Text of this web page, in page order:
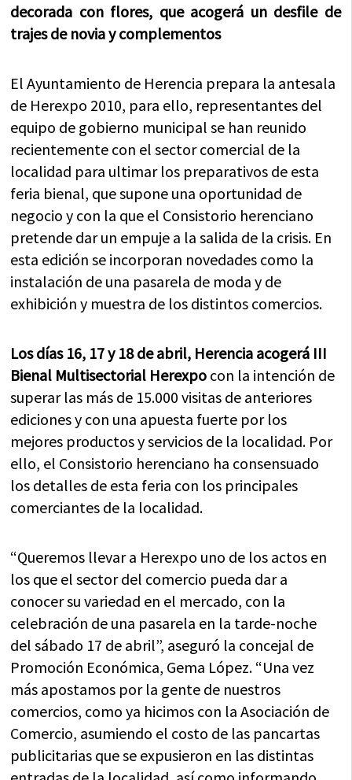
decorada con flores, que acogerá un desfile de
trajes de novia y complementos
El Ayuntamiento de Herencia prepara la antesala
de Herexpo 2010, para ello, representantes del
equipo de gobierno municipal se han reunido
recientemente con el sector comercial de la
localidad para ultimar los preparativos de esta
feria bienal, que supone una oportunidad de
negocio y con la que el Consistorio herenciano
pretende dar un empuje a la salida de la crisis. En
esta edición se incorporan novedades como la
instalación de una pasarela de moda y de
exhibición y muestra de los distintos comercios.
Losdías 16, 17 y 18 de abril, Herencia acogerá III
Bienal Multisectorial Herexpo con la intención de
superar las más de 15.000 visitas de anteriores
ediciones y con una apuesta fuerte por los
mejores productos y servicios de la localidad. Por
ello, el Consistorio herenciano ha consensuado
los detalles de esta feria con los principales
comerciantes de la localidad.
“Queremos llevar a Herexpo uno de los actos en
los que el sector del comercio pueda dar a
conocer su variedad en el mercado, con la
celebración de una pasarela en la tarde-noche
del sábado 17 de abril”, aseguró la concejal de
Promoción Económica, Gema López. “Una vez
más apostamos por la gente de nuestros
comercios, como ya hicimos con la Asociación de
Comercio, asumiendo el costo de las pancartas
publicitarias que se expusieron en las distintas